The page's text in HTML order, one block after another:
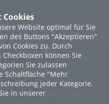
Cookies
Website optimal für Sie
des Buttons "Akzeptieren"
Cookies zu. Durch
können Sie
Sie zulassen
Schaltfläche "Mehr
jeder Kategorie.
in unserer
Legal Info
Terms and Conditions for the
Usage of this ViMP based
website (including all sub-